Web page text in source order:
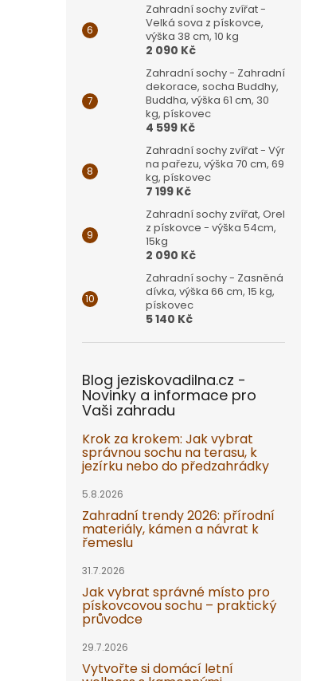
Zahradní sochy zvířat -
Velká sova z pískovce,
výška 38 cm, 10 kg
2 090 Kč
Zahradní sochy - Zahradní
dekorace, socha Buddhy,
Buddha, výška 61 cm, 30
kg, pískovec
4 599 Kč
Zahradní sochy zvířat - Výr
na pařezu, výška 70 cm, 69
kg, pískovec
7 199 Kč
Zahradní sochy zvířat, Orel
z pískovce - výška 54cm,
15kg
2 090 Kč
Zahradní sochy - Zasněná
dívka, výška 66 cm, 15 kg,
pískovec
5 140 Kč
Blog jeziskovadilna.cz -
Novinky a informace pro
Vaši zahradu
Krok za krokem: Jak vybrat
správnou sochu na terasu, k
jezírku nebo do předzahrádky
5.8.2026
Zahradní trendy 2026: přírodní
materiály, kámen a návrat k
řemeslu
31.7.2026
Jak vybrat správné místo pro
pískovcovou sochu – praktický
průvodce
29.7.2026
Vytvořte si domácí letní